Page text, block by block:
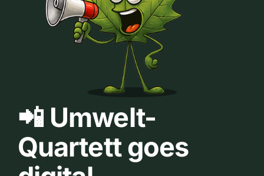
📲 Umwelt-
Quartett goes